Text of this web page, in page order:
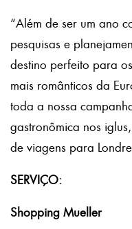
“Além de ser um ano
pesquisas e
destino perfeito para
mais românticos da
toda a nossa
gastronômica nos
de viagens para
SERVIÇO:
Shopping Mueller